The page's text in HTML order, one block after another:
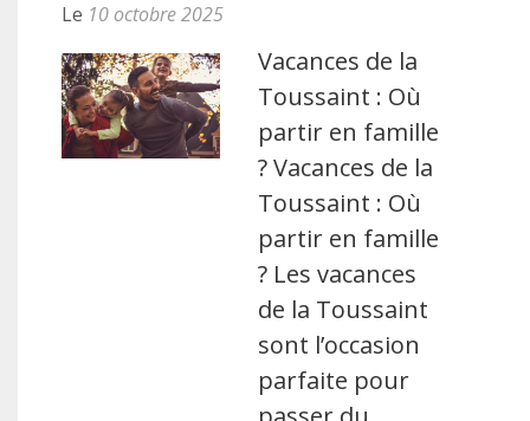
Le 10 octobre 2025
Vacances de la
Toussaint : Où
partir en famille
? Vacances de la
Toussaint : Où
partir en famille
? Les vacances
de la Toussaint
sont l’occasion
parfaite pour